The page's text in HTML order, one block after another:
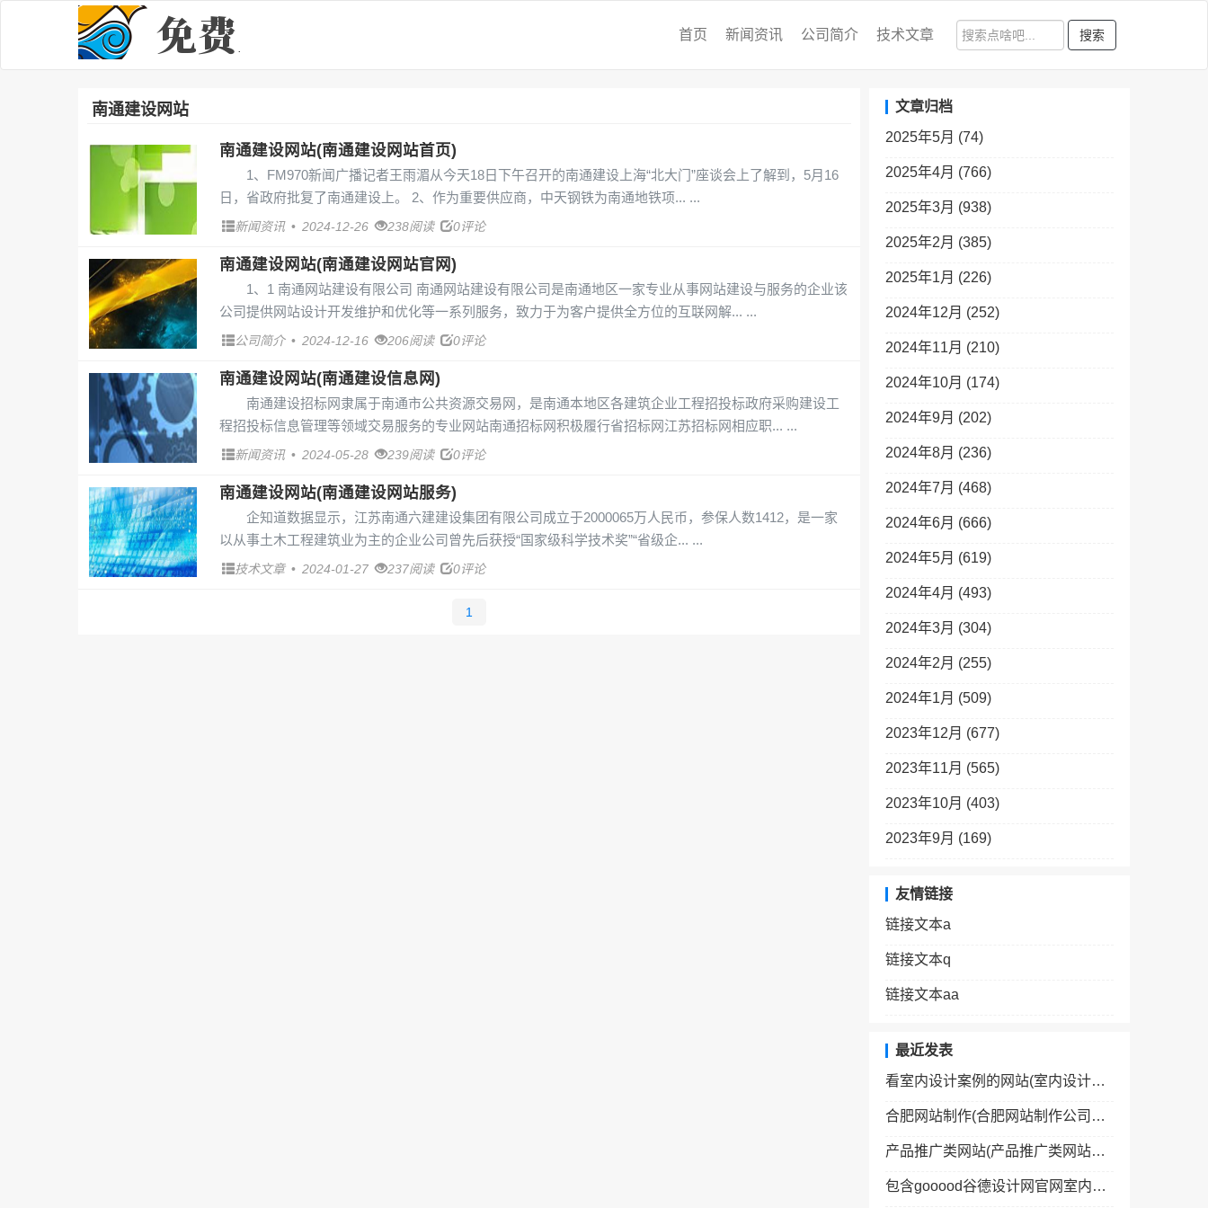
搜索
首页 新闻资讯 公司简介 技术文章
南通建设网站
南通建设网站(南通建设网站首页)
1、FM970新闻广播记者王雨湄从今天18日下午召开的南通建设上海“北大门”座谈会上了解到，5月16
日，省政府批复了南通建设上。 2、作为重要供应商，中天钢铁为南通地铁项...
新闻资讯 • 2024-12-26 238阅读 0评论
南通建设网站(南通建设网站官网)
1、1 南通网站建设有限公司 南通网站建设有限公司是南通地区一家专业从事网站建设与服务的企业该
公司提供网站设计开发维护和优化等一系列服务，致力于为客户提供全方位的互联网解...
公司简介 • 2024-12-16 206阅读 0评论
南通建设网站(南通建设信息网)
南通建设招标网隶属于南通市公共资源交易网，是南通本地区各建筑企业工程招投标政府采购建设工
程招投标信息管理等领域交易服务的专业网站南通招标网积极履行省招标网江苏招标网相应职...
新闻资讯 • 2024-05-28 239阅读 0评论
南通建设网站(南通建设网站服务)
企知道数据显示，江苏南通六建建设集团有限公司成立于2000065万人民币，参保人数1412，是一家
以从事土木工程建筑业为主的企业公司曾先后获授“国家级科学技术奖”“省级企...
技术文章 • 2024-01-27 237阅读 0评论
1
文章归档
2025年5月 (74)
2025年4月 (766)
2025年3月 (938)
2025年2月 (385)
2025年1月 (226)
2024年12月 (252)
2024年11月 (210)
2024年10月 (174)
2024年9月 (202)
2024年8月 (236)
2024年7月 (468)
2024年6月 (666)
2024年5月 (619)
2024年4月 (493)
2024年3月 (304)
2024年2月 (255)
2024年1月 (509)
2023年12月 (677)
2023年11月 (565)
2023年10月 (403)
2023年9月 (169)
友情链接
链接文本a
链接文本q
链接文本aa
最近发表
看室内设计案例的网站(室内设计师网站十大网站)
合肥网站制作(合肥网站制作公司有哪些公司)
产品推广类网站(产品推广类网站排名)
包含gooood谷德设计网官网室内设计的词条